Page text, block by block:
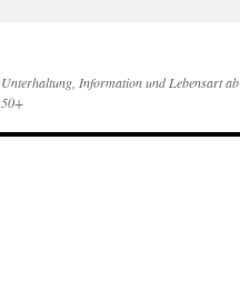
Unterhaltung, Information und Lebensart ab
50+